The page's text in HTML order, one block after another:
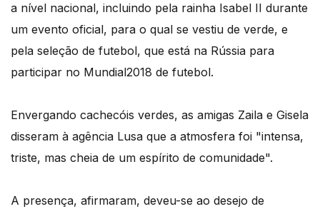
a nível nacional, incluindo pela rainha Isabel II durante
um evento oficial, para o qual se vestiu de verde, e
pela seleção de futebol, que está na Rússia para
participar no Mundial2018 de futebol.
Envergando cachecóis verdes, as amigas Zaila e Gisela
disseram à agência Lusa que a atmosfera foi "intensa,
triste, mas cheia de um espírito de comunidade".
A presença, afirmaram, deveu-se ao desejo de